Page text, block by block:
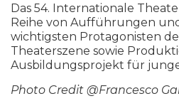
Das 54. Internationale
Reihe von Aufführungen
wichtigsten Protagonisten
Theaterszene sowie
Ausbildungsprojekt für
Photo Credit @Francesco